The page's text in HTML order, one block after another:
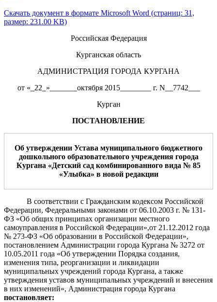
Скачать документ в формате Microsoft Word (страниц: 31,
размер: 231.00 KB)
Российская Федерация
Курганская область
АДМИНИСТРАЦИЯ ГОРОДА КУРГАНА
от «_22_»_______октября 2015________ г. N__7742___
Курган
ПОСТАНОВЛЕНИЕ
Об утверждении Устава муниципального бюджетного
дошкольного образовательного учреждения города
Кургана «Детский сад комбинированного вида № 85
«Улыбка» в новой редакции
В соответствии с Гражданским кодексом Российской
Федерации, Федеральными законами от 06.10.2003 г. № 131-
ФЗ «Об общих принципах организации местного
самоуправления в Российской Федерации»,от 21.12.2012 года
№ 273-ФЗ «Об образовании в Российской Федерации»,
постановлением Администрации города Кургана № 3272 от
10.05.2011 года «Об утверждении Порядка создания,
изменения типа, реорганизации и ликвидации
муниципальных учреждений города Кургана, а также
утверждения уставов муниципальных учреждений и внесения
в них изменений», Администрация города Кургана
постановляет: